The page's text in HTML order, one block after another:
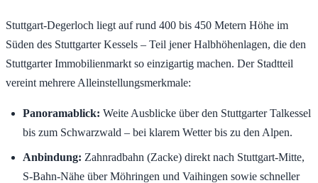
Stuttgart-Degerloch liegt auf rund 400 bis 450 Metern Höhe im
Süden des Stuttgarter Kessels – Teil jener Halbhöhenlagen, die den
Stuttgarter Immobilienmarkt so einzigartig machen. Der Stadtteil
vereint mehrere Alleinstellungsmerkmale:
Panoramablick: Weite Ausblicke über den Stuttgarter Talkessel
bis zum Schwarzwald – bei klarem Wetter bis zu den Alpen.
Anbindung: Zahnradbahn (Zacke) direkt nach Stuttgart-Mitte,
S-Bahn-Nähe über Möhringen und Vaihingen sowie schneller